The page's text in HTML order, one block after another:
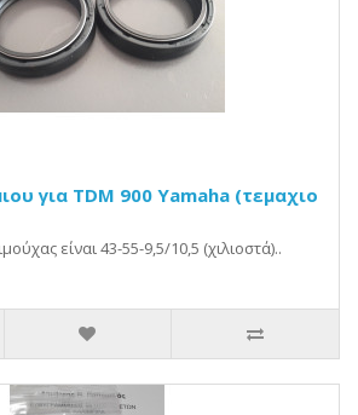
για TDM 900 Yamaha (τεμαχιο
είναι 43-55-9,5/10,5 (χιλιοστά)..